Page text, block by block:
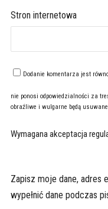
Stron internetowa
Dodanie komentarza jest
nie ponosi odpowiedzialności za
obraźliwe i wulgarne będą
Wymagana akceptacja
Zapisz moje dane, adres
wypełnić dane podczas